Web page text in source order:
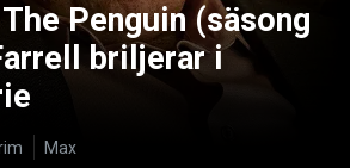
Penguin (säsong
briljerar i
Max